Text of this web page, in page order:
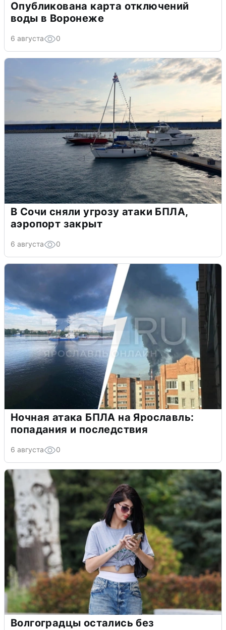
Опубликована карта отключений
воды в Воронеже
6 августа 0
В Сочи сняли угрозу атаки БПЛА,
аэропорт закрыт
6 августа 0
Ночная атака БПЛА на Ярославль:
попадания и последствия
6 августа 0
Волгоградцы остались без